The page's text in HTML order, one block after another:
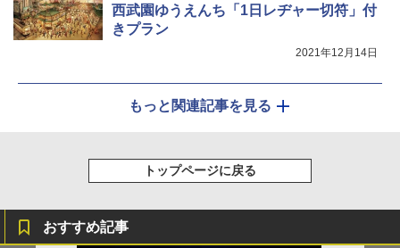
西武園ゆうえんち「1日レヂャー切符」付
きプラン
2021年12月14日
もっと関連記事を見る
トップページに戻る
おすすめ記事